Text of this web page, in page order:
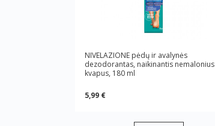
NIVELAZIONE pėdų ir avalynės
dezodorantas, naikinantis nemalonius
kvapus, 180 ml
5,99 €